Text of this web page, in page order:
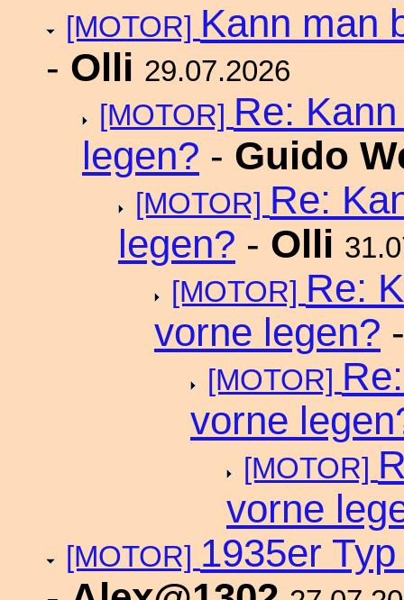
[MOTOR] Kann man
- Olli 29.07.2026
[MOTOR] Re:
legen? - Guido
[MOTOR] Re:
legen? - Olli
[MOTOR] Re:
vorne legen?
[MOTOR]
vorne
[MOTOR]
vorne
[MOTOR] 1935er